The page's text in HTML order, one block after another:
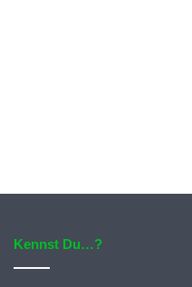
Kennst Du…?